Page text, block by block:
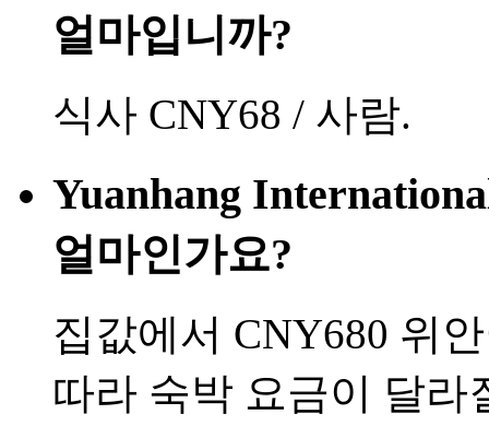
얼마입니까?
식사 CNY68 / 사람.
Yuanhang
얼마인가요?
집값에서 CNY680 위
따라 숙박 요금이 달라